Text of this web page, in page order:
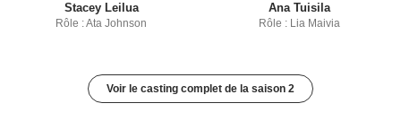
Stacey Leilua
Rôle : Ata Johnson
Ana Tuisila
Rôle : Lia Maivia
Voir le casting complet de la saison 2